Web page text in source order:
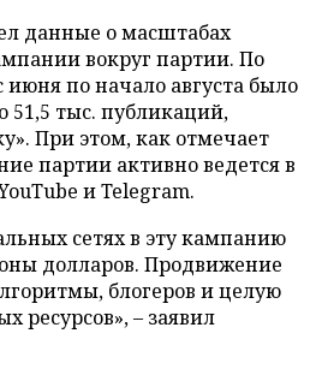
данные о масштабах
вокруг партии. По
июня по начало августа было
51,5 тыс. публикаций,
При этом, как отмечает
партии активно ведется в
и Telegram.
сетях в эту кампанию
долларов. Продвижение
блогеров и целую
ресурсов», – заявил